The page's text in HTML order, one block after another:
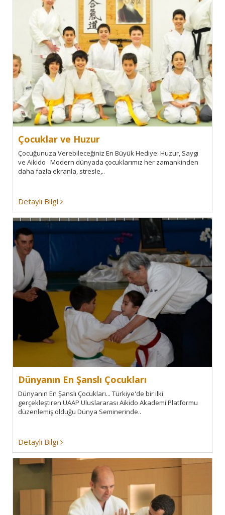
Çocuklar ve Huzur
Çocuğunuza Verebileceğiniz En Büyük Hediye: Huzur, Saygı
ve Aikido Modern dünyada çocuklarımız her zamankinden
daha fazla ekranla, stresle,..
Detaylı Bilgi
Dünyanın En Şanslı Çocukları
Dünyanın En Şanslı Çocukları... Türkiye'de bir ilki
gerçekleştiren UAAP Uluslararası Aikido Akademi Platformu
düzenlemiş olduğu Dünya Seminerinde..
Detaylı Bilgi